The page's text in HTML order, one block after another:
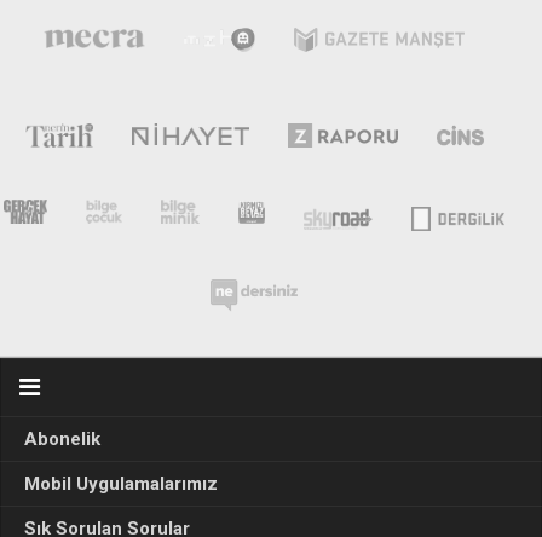
Abonelik
Mobil Uygulamalarımız
Sık Sorulan Sorular